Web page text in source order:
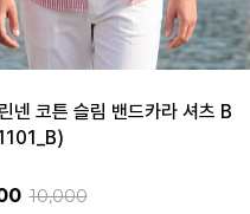
넨 코튼 슬림 밴드카라 셔츠 B
10,000